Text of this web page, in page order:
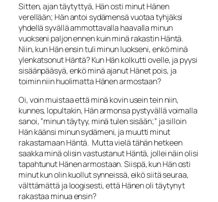
Sitten, ajan täytyttyä, Hän osti minut Hänen
verellään; Hän antoi sydämensä vuotaa tyhjäksi
yhdellä syvällä ammottavalla haavalla minun
vuokseni paljon ennen kuin minä rakastin Häntä.
Niin, kun Hän ensin tuli minun luokseni, enkö minä
ylenkat­sonut Häntä? Kun Hän kolkutti ovelle, ja pyysi
sisäänpääsyä, enkö minä ajanut Hä­net pois, ja
toimin niin huolimatta Hänen armostaan?
Oi, voin muistaa että minä kovin usein tein niin,
kunnes, lopultakin, Hän armonsa pystyvällä voimalla
sanoi, ”minun täytyy, minä tulen sisään;” ja silloin
Hän käänsi minun sydämeni, ja muutti minut
rakastamaan Häntä. Mutta vielä tähän hetkeen
saakka minä olisin vastusta­nut Häntä, jollei näin olisi
tapahtunut Hänen armostaan. Siispä, kun Hän osti
minut kun olin kuollut synneissä, eikö siitä seuraa,
välttämättä ja loogisesti, että Hänen oli täytynyt
rakastaa minua ensin?